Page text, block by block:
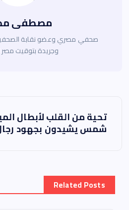
مصطفى
صحفي مصري وعضو نقابة
وجريدة بتوقيت مصر
ص
ح
تحية من القلب لأبطال
شمس يشيدون بجهود
Related Posts